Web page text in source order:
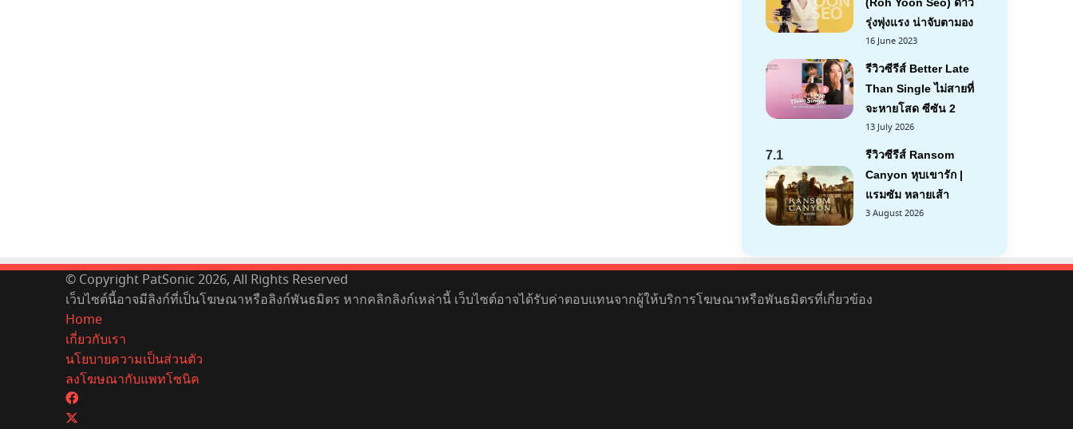
(Roh Yoon Seo) ดาว
รุ่งพุ่งแรง น่าจับตามอง
16 June 2023
รีวิวซีรีส์ Better Late
Than Single ไม่สายที่
จะหายโสด ซีซัน 2
13 July 2026
7.1
รีวิวซีรีส์ Ransom
Canyon หุบเขารัก |
แรมซัม หลายเส้า
3 August 2026
© Copyright PatSonic 2026, All Rights Reserved
เว็บไซต์นี้อาจมีลิงก์ที่เป็นโฆษณาหรือลิงก์พันธมิตร หากคลิกลิงก์เหล่านี้ เว็บไซต์อาจได้รับค่าตอบแทนจากผู้ให้บริการโฆษณาหรือพันธมิตรที่เกี่ยวข้อง
Home
เกี่ยวกับเรา
นโยบายความเป็นส่วนตัว
ลงโฆษณากับแพทโซนิค